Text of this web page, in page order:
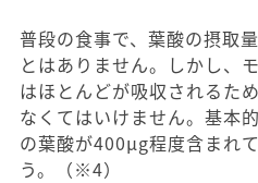
普段の食事で、葉酸の摂取
とはありません。しかし、
はほとんどが吸収されるた
なくてはいけません。基本
の葉酸が400μg程度含まれ
う。（※4）